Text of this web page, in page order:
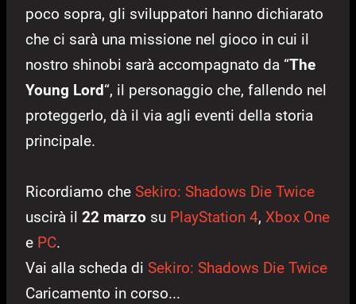
poco sopra, gli sviluppatori hanno dichiarato
che ci sarà una missione nel gioco in cui il
nostro shinobi sarà accompagnato da “The
Young Lord“, il personaggio che, fallendo nel
proteggerlo, dà il via agli eventi della storia
principale.
Ricordiamo che Sekiro: Shadows Die Twice
uscirà il 22 marzo su PlayStation 4, Xbox One
e PC.
Vai alla scheda di Sekiro: Shadows Die Twice
Caricamento in corso...